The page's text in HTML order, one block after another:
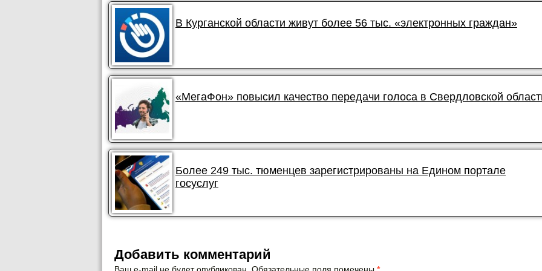
В Курганской области живут более 56 тыс. «электронных граждан»
«МегаФон» повысил качество передачи голоса в Свердловской
Более 249 тыс. тюменцев зарегистрированы на Едином портале
госуслуг
Добавить комментарий